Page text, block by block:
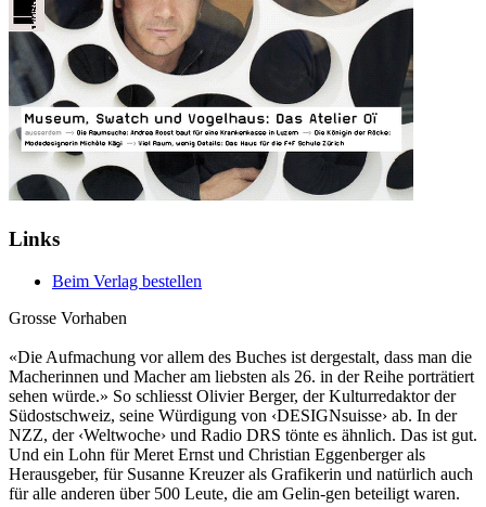
Links
Beim Verlag bestellen
Grosse Vorhaben
«Die Aufmachung vor allem des Buches ist dergestalt, dass man die
Macherinnen und Macher am liebsten als 26. in der Reihe porträtiert
sehen würde.» So schliesst Olivier Berger, der Kulturredaktor der
Südostschweiz, seine Würdigung von ‹DESIGNsuisse› ab. In der
NZZ, der ‹Weltwoche› und Radio DRS tönte es ähnlich. Das ist gut.
Und ein Lohn für Meret Ernst und Christian Eggenberger als
Herausgeber, für Susanne Kreuzer als Grafikerin und natürlich auch
für alle anderen über 500 Leute, die am Gelin-gen beteiligt waren.